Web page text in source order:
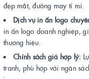
đẹp mắt, đường may tỉ mỉ.
Dịch vụ in ấn logo
in ấn logo doanh nghiệp,
thương hiệu.
Chính sách giá hợp lý:
tranh, phù hợp với ngân